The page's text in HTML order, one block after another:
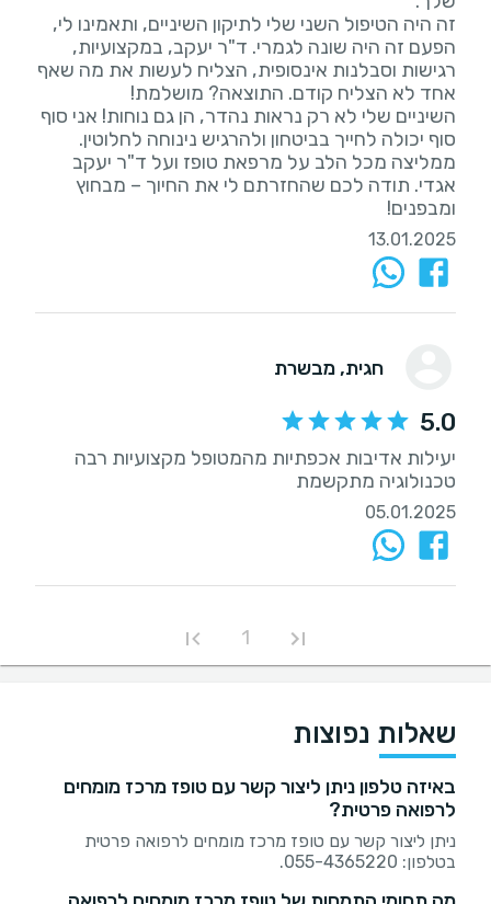
זה היה הטיפול השני שלי לתיקון השיניים, ותאמינו לי,
הפעם זה היה שונה לגמרי. ד"ר יעקב, במקצועיות,
רגישות וסבלנות אינסופית, הצליח לעשות את מה שאף
השיניים שלי לא רק נראות נהדר, הן גם נוחות! אני סוף
ממליצה מכל הלב על מרפאת טופז ועל ד"ר יעקב
אגדי. תודה לכם שהחזרתם לי את החיוך – מבחוץ
ומבפנים!
13.01.2025
חגית, מבשרת
5.0
יעילות אדיבות אכפתיות מהמטופל מקצועיות רבה
טכנולוגיה מתקשמת
05.01.2025
1
שאלות נפוצות
באיזה טלפון ניתן ליצור קשר עם טופז מרכז מומחים
לרפואה פרטית?
ניתן ליצור קשר עם טופז מרכז מומחים לרפואה פרטית
בטלפון: 055-4365220.